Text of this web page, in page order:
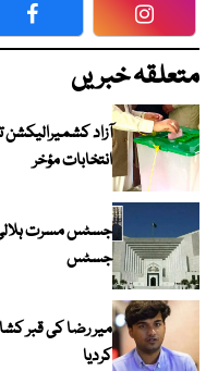
Facebook
متعلقہ خبریں
آزاد کشمیرالیکشن
انتخابات مؤخر
جسٹس مسرت ہلالی
جسٹس
میر رضا کی قبر
کردیا